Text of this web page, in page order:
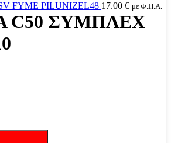
FYME PILUNIZEL48 17.00 € με Φ.Π.Α.
C50 ΣΥΜΠΛΕΧ